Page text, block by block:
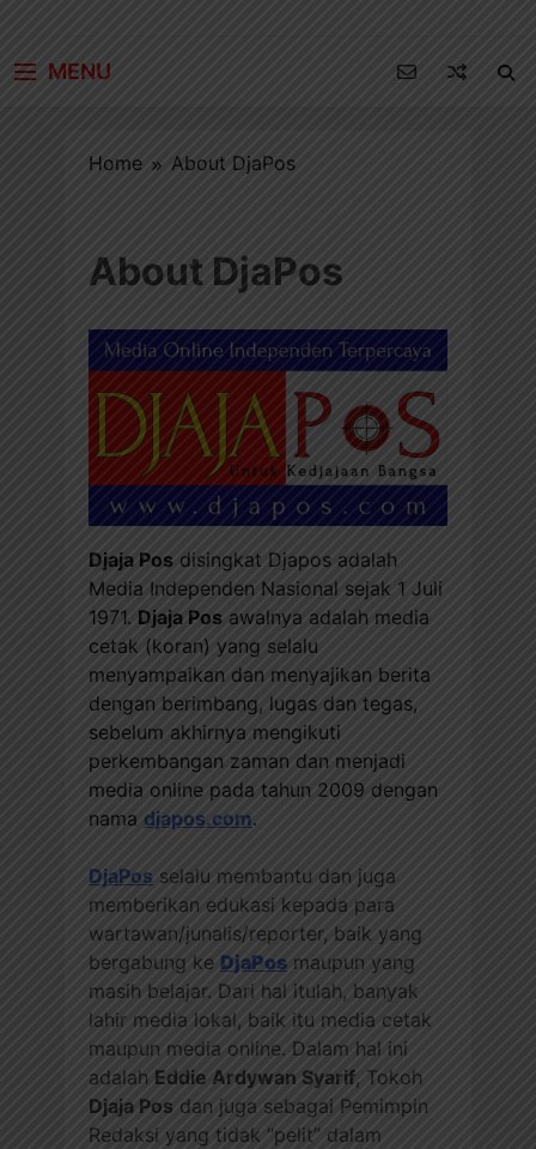
MENU
Home About DjaPos
About DjaPos
Djaja Pos disingkat Djapos adalah
Media Independen Nasional sejak 1 Juli
1971. Djaja Pos awalnya adalah media
cetak (koran) yang selalu
menyampaikan dan menyajikan berita
dengan berimbang, lugas dan tegas,
sebelum akhirnya mengikuti
perkembangan zaman dan menjadi
media online pada tahun 2009 dengan
nama djapos.com.
DjaPos selalu membantu dan juga
memberikan edukasi kepada para
wartawan/junalis/reporter, baik yang
bergabung ke DjaPos maupun yang
masih belajar. Dari hal itulah, banyak
lahir media lokal, baik itu media cetak
maupun media online. Dalam hal ini
adalah Eddie Ardywan Syarif, Tokoh
Djaja Pos dan juga sebagai Pemimpin
Redaksi yang tidak “pelit” dalam